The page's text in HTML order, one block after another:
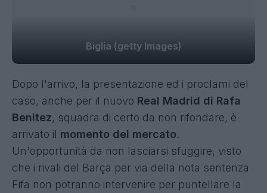
Biglia (getty Images)
Dopo l'arrivo, la presentazione ed i proclami del
caso, anche per il nuovo Real Madrid di Rafa
Benitez, squadra di certo da non rifondare, è
arrivato il momento del mercato.
Un'opportunità da non lasciarsi sfuggire, visto
che i rivali del Barça per via della nota sentenza
Fifa non potranno intervenire per puntellare la